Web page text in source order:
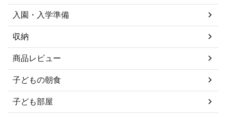
入園・入学準備
収納
商品レビュー
子どもの朝食
子ども部屋